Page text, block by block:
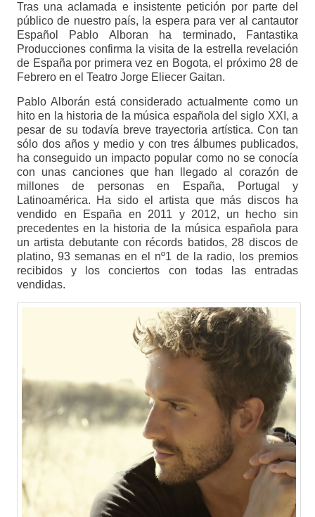
Tras una aclamada e insistente petición por parte del
público de nuestro país, la espera para ver al cantautor
Español Pablo Alboran ha terminado, Fantastika
Producciones confirma la visita de la estrella revelación
de España por primera vez en Bogota, el próximo 28 de
Febrero en el Teatro Jorge Eliecer Gaitan.
Pablo Alborán está considerado actualmente como un
hito en la historia de la música española del siglo XXI, a
pesar de su todavía breve trayectoria artística. Con tan
sólo dos años y medio y con tres álbumes publicados,
ha conseguido un impacto popular como no se conocía
con unas canciones que han llegado al corazón de
millones de personas en España, Portugal y
Latinoamérica. Ha sido el artista que más discos ha
vendido en España en 2011 y 2012, un hecho sin
precedentes en la historia de la música española para
un artista debutante con récords batidos, 28 discos de
platino, 93 semanas en el nº1 de la radio, los premios
recibidos y los conciertos con todas las entradas
vendidas.